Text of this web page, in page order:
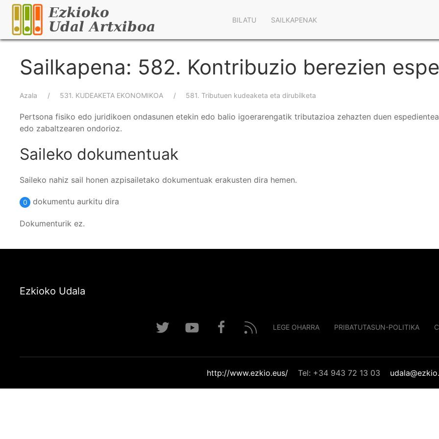
Skip
main
content
BILATU SAILKAPENAK
Sailkapena: 582. Kontribuzio berezien
Breadcrumb
Azala 531. KUDEAKETA EKONOMIKOA 581. Tributuen kudeaketa eta dirubilketa
Pertsona fisiko edo juridikoen ondasunen etekin edo balio igoerarengatik tributazioa zehazten duen
edo zabaltzearen ondorioz.
Saileko dokumentuak
Saileko nahiz sail honen azpisailetako dokumentuak erakusten dira hemen.
0 dokumentu aurkitu dira
Dokumenturik ez.
Ezkioko Udala
LEGE OHARRA PRIBATUTASUN-POLITIKA
http://www.ezkio.eus/ Tel: +34 943 72 13 03